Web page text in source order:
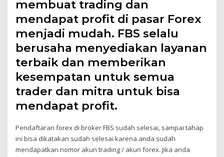
membuat trading dan
mendapat profit di pasar Forex
menjadi mudah. FBS selalu
berusaha menyediakan layanan
terbaik dan memberikan
kesempatan untuk semua
trader dan mitra untuk bisa
mendapat profit.
Pendaftaran forex di broker FBS sudah selesai, sampai tahap
ini bisa dikatakan sudah selesai karena anda sudah
mendapatkan nomor akun trading / akun forex. Jika anda